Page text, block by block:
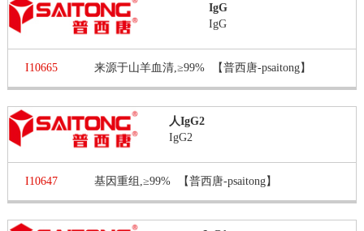
IgG
IgG
I10665 来源于山羊血清,≥99% 【普西唐-psaitong】
人IgG2
IgG2
I10647 基因重组,≥99% 【普西唐-psaitong】